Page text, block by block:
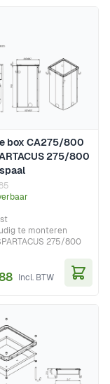
box CA275/800
275/800
te monteren
275/800